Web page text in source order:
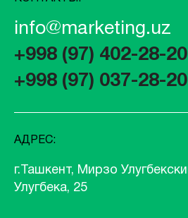
info@marketing.uz
+998 (97) 402-28-20
+998 (97) 037-28-20
АДРЕС:
г.Ташкент, Мирзо
Улугбека, 25